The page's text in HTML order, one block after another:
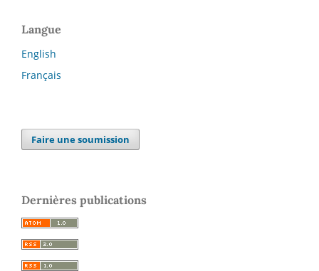
Langue
English
Français
Faire une soumission
Dernières publications